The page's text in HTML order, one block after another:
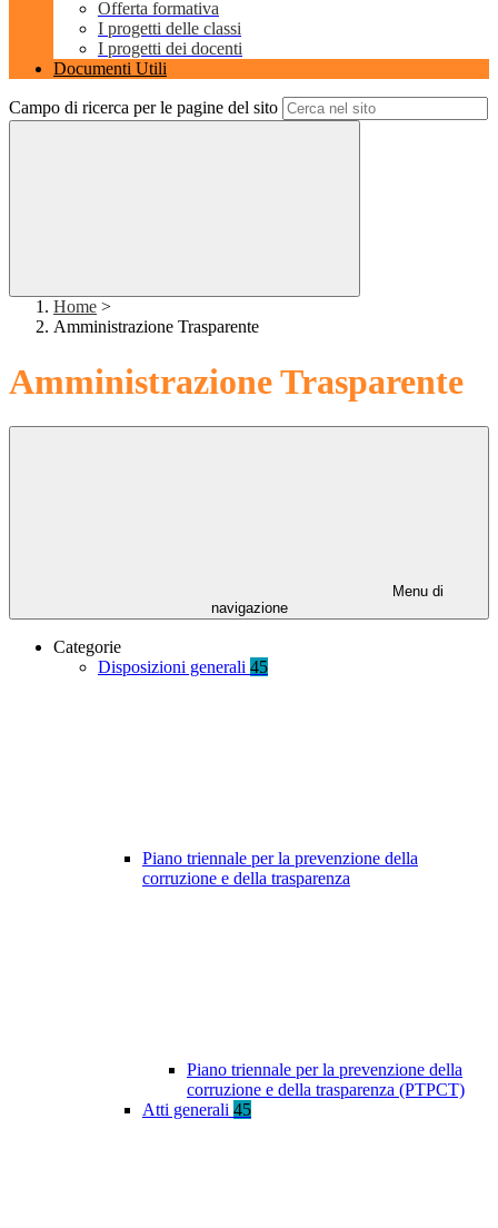
Offerta formativa
I progetti delle classi
I progetti dei docenti
Documenti Utili
Campo di ricerca per le pagine del sito
Home >
Amministrazione Trasparente
Amministrazione Trasparente
Menu di
navigazione
Categorie
Disposizioni generali 45
Piano triennale per la prevenzione della
corruzione e della trasparenza
Piano triennale per la prevenzione della
corruzione e della trasparenza (PTPCT)
Atti generali 45